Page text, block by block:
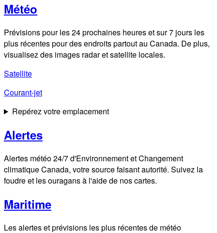
Météo
Prévisions pour les 24 prochaines heures et sur 7 jours les
plus récentes pour des endroits partout au Canada. De plus,
visualisez des images radar et satellite locales.
Satellite
Courant-jet
Repérez votre emplacement
Alertes
Alertes météo 24/7 d'Environnement et Changement
climatique Canada, votre source faisant autorité. Suivez la
foudre et les ouragans à l'aide de nos cartes.
Maritime
Les alertes et prévisions les plus récentes de météo